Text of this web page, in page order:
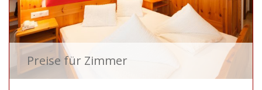
Preise für Zimmer